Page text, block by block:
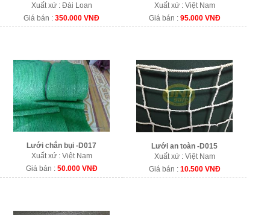
Xuất xứ : Đài Loan
Giá bán :350.000 VNĐ
Xuất xứ : Việt Nam
Giá bán : 95.000 VNĐ
Lưới chắn bụi -D017
Xuất xứ : Việt Nam
Giá bán : 50.000 VNĐ
Lưới an toàn -D015
Xuất xứ : Việt Nam
Giá bán : 10.500 VNĐ